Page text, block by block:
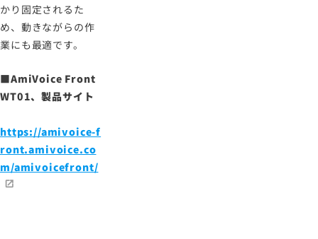
かり固定されるた
め、動きながらの作
業にも最適です。
■AmiVoice Front
WT01、製品サイト
https://amivoice-f
ront.amivoice.co
m/amivoicefront/